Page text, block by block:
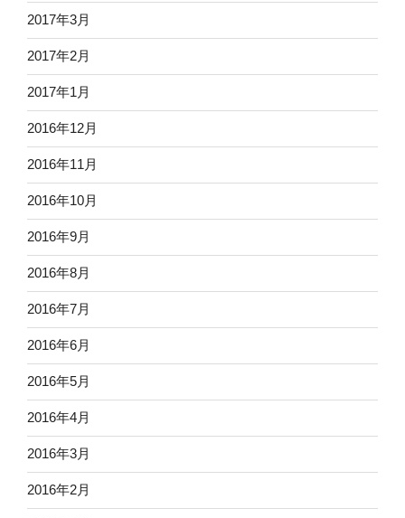
2017年3月
2017年2月
2017年1月
2016年12月
2016年11月
2016年10月
2016年9月
2016年8月
2016年7月
2016年6月
2016年5月
2016年4月
2016年3月
2016年2月